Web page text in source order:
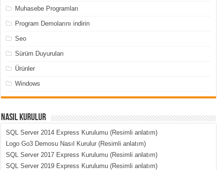
Muhasebe Programları
Program Demolarını indirin
Seo
Sürüm Duyuruları
Ürünler
Windows
Nasıl Kurulur
SQL Server 2014 Express Kurulumu (Resimli anlatım)
Logo Go3 Demosu Nasıl Kurulur (Resimli anlatım)
SQL Server 2017 Express Kurulumu (Resimli anlatım)
SQL Server 2019 Express Kurulumu (Resimli anlatım)